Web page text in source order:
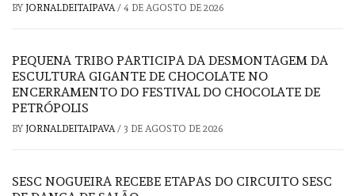
BY JORNALDEITAIPAVA/ 4 DE AGOSTO DE 2026
PEQUENA TRIBO PARTICIPA DA DESMONTAGEM DA
ESCULTURA GIGANTE DE CHOCOLATE NO
ENCERRAMENTO DO FESTIVAL DO CHOCOLATE DE
PETRÓPOLIS
BY JORNALDEITAIPAVA/ 3 DE AGOSTO DE 2026
SESC NOGUEIRA RECEBE ETAPAS DO CIRCUITO SESC